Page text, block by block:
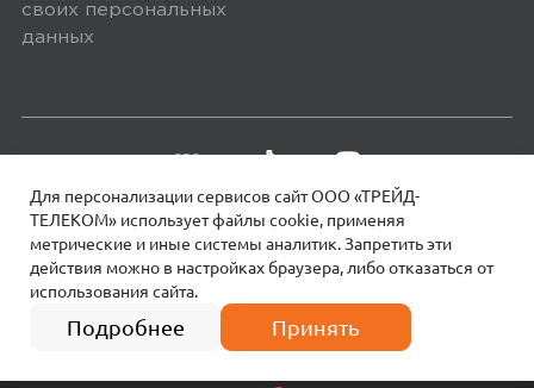
Для персонализации сервисов сайт ООО «ТРЕЙД-
ТЕЛЕКОМ» использует файлы сookie, применяя
метрические и иные системы аналитик. Запретить эти
действия можно в настройках браузера, либо отказаться от
использования сайта.
Подробнее Принять
2 890
4 платежа по
своих персональных
данных
© 2026 МОТИВ. Все права защищены!